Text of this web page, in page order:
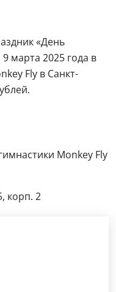
«День
марта 2025 года в
Fly в Санкт-
Monkey Fly
корп. 2